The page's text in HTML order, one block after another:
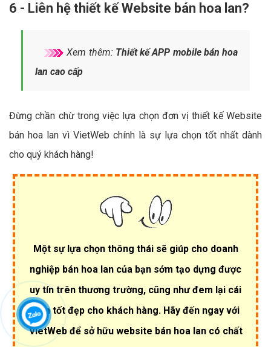
6 - Liên hệ thiết kế Website bán hoa lan?
Xem thêm: Thiết kế APP mobile bán hoa
lan cao cấp
Đừng chần chừ trong việc lựa chọn đơn vị thiết kế Website
bán hoa lan vì VietWeb chính là sự lựa chọn tốt nhất dành
cho quý khách hàng!
Một sự lựa chọn thông thái sẽ giúp cho doanh
nghiệp bán hoa lan của bạn sớm tạo dựng được
uy tín trên thương trường, cũng như đem lại cái
nhìn tốt đẹp cho khách hàng. Hãy đến ngay với
VietWeb để sở hữu website bán hoa lan có chất